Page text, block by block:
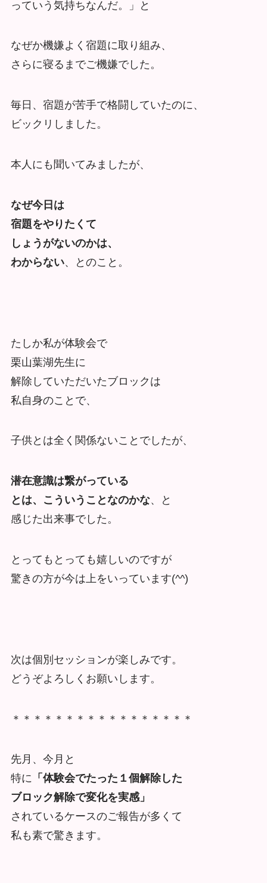
っていう気持ちなんだ。」と
なぜか機嫌よく宿題に取り組み、
さらに寝るまでご機嫌でした。
毎日、宿題が苦手で格闘していたのに、
ビックリしました。
本人にも聞いてみましたが、
なぜ今日は
宿題をやりたくて
しょうがないのかは、
わからない、とのこと。
たしか私が体験会で
栗山葉湖先生に
解除していただいたブロックは
私自身のことで、
子供とは全く関係ないことでしたが、
潜在意識は繋がっている
とは、こういうことなのかな、と
感じた出来事でした。
とってもとっても嬉しいのですが
驚きの方が今は上をいっています(^^)
次は個別セッションが楽しみです。
どうぞよろしくお願いします。
＊＊＊＊＊＊＊＊＊＊＊＊＊＊＊＊＊
先月、今月と
特に 「体験会でたった１個解除した
ブロック解除で変化を実感」
されているケースのご報告が多くて
私も素で驚きます。